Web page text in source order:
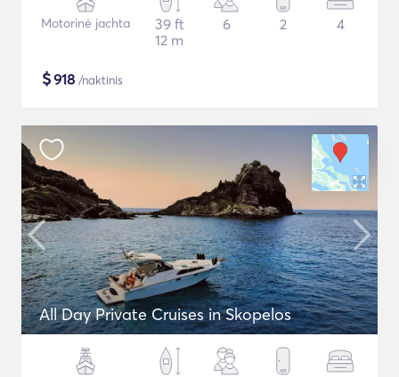
Motorinė jachta
39 ft
12 m
6 2 4
$918 /naktinis
All Day Private Cruises in Skopelos